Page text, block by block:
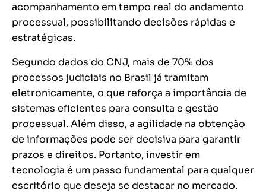
acompanhamento em tempo real do andamento
processual, possibilitando decisões rápidas e
estratégicas.
Segundo dados do CNJ, mais de 70% dos
processos judiciais no Brasil já tramitam
eletronicamente, o que reforça a importância de
sistemas eficientes para consulta e gestão
processual. Além disso, a agilidade na obtenção
de informações pode ser decisiva para garantir
prazos e direitos. Portanto, investir em
tecnologia é um passo fundamental para qualquer
escritório que deseja se destacar no mercado.